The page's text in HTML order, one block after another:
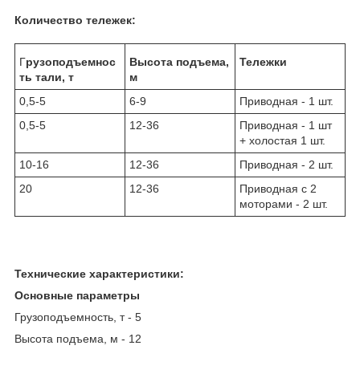
Количество тележек:
Грузоподъемнос
ть тали, т
Высота подъема,
м
Тележки
0,5-5 6-9
Приводная - 1 шт.
0,5-5
12-36
Приводная - 1 шт
+ холостая 1 шт.
10-16
12-36
Приводная - 2 шт.
20
12-36
Приводная с 2
моторами - 2 шт.
Технические характеристики:
Основные параметры
Грузоподъемность, т - 5
Высота подъема, м - 12